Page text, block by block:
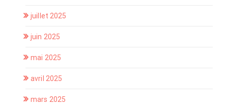
juillet 2025
juin 2025
mai 2025
avril 2025
mars 2025